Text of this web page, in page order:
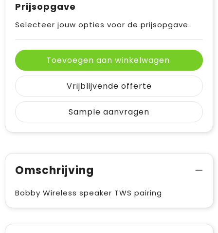
Prijsopgave
Selecteer jouw opties voor de prijsopgave.
Toevoegen aan winkelwagen
Vrijblijvende offerte
Sample aanvragen
Omschrijving
Bobby Wireless speaker TWS pairing